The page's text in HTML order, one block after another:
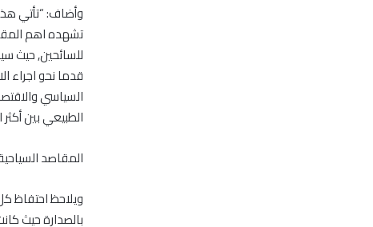
وأضاف: “تأتي
تشهده اهم
للسائحين, حيث
قدما نحو اجراء
السياسي
الطبيعي بين
المقاصد
ويلاحظ احتفاظ